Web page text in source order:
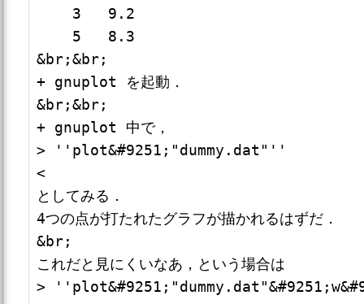
    3   9.2
    5   8.3
&br;&br;
+ gnuplot を起動．
&br;&br;
+ gnuplot 中で，
> ''plot&#9251;"dummy.dat"''
<
としてみる．
4つの点が打たれたグラフが描かれるはずだ．
&br;
これだと見にくいなあ，という場合は
>